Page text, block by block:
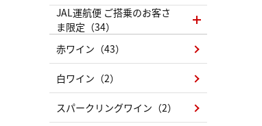
JAL運航便 ご搭乗のお客さ
ま限定（34）
赤ワイン（43）
白ワイン（2）
スパークリングワイン（2）